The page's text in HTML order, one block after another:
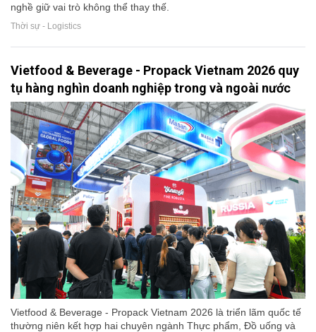
nghề giữ vai trò không thể thay thế.
Thời sự - Logistics
Vietfood & Beverage - Propack Vietnam 2026 quy
tụ hàng nghìn doanh nghiệp trong và ngoài nước
Vietfood & Beverage - Propack Vietnam 2026 là triển lãm quốc tế
thường niên kết hợp hai chuyên ngành Thực phẩm, Đồ uống và